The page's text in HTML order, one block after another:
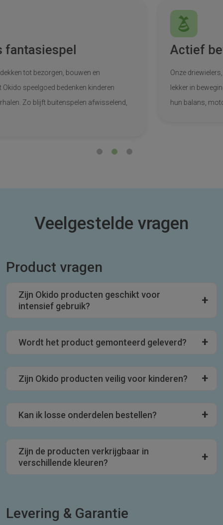
Eindeloos fantasiespel
Van racen en ontdekken tot bezorgen, bouwen en
rollenspellen: met Okido speelgoed bedenken kinderen
steeds nieuwe verhalen. Zo blijft buitenspelen afwisselend,
Veelgestelde vragen
Product vragen
Zijn Okido producten geschikt voor
intensief gebruik?
Wordt het product gemonteerd geleverd?
Zijn Okido producten veilig voor kinderen?
Kan ik losse onderdelen bestellen?
Zijn de producten verkrijgbaar in
verschillende kleuren?
Levering & Garantie